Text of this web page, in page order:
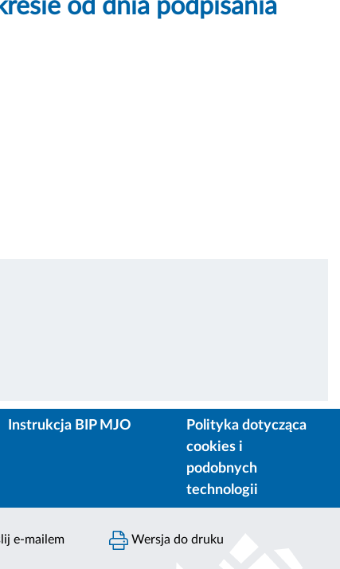
od dnia podpisania
Instrukcja BIP MJO
Polityka dotycząca
cookies i
podobnych
technologii
e-mailem Wersja do druku